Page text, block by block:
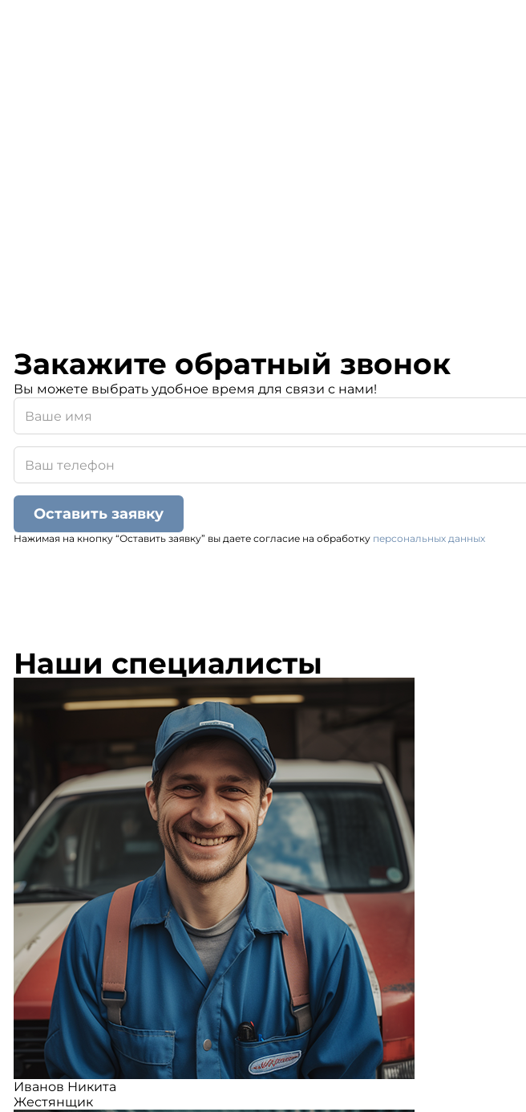
Закажите обратный звонок
Вы можете выбрать удобное время для связи с нами!
Оставить заявку
Нажимая на кнопку “Оставить заявку” вы даете согласие на обработку персональных данных
Наши специалисты
Иванов Никита
Жестянщик